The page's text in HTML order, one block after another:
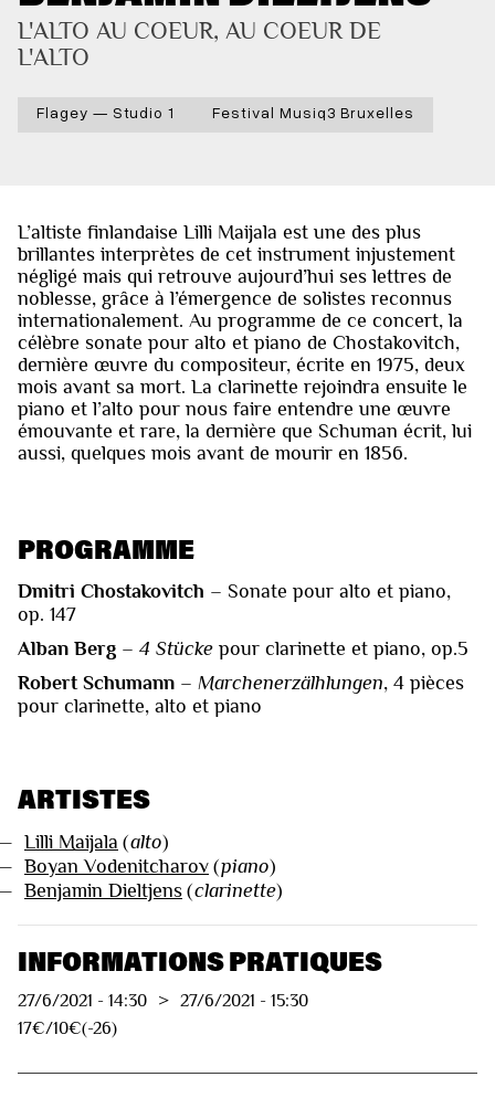
L'ALTO AU COEUR, AU COEUR DE
L'ALTO
Flagey — Studio 1 Festival Musiq3 Bruxelles
L’altiste finlandaise Lilli Maijala est une des plus
brillantes interprètes de cet instrument injustement
négligé mais qui retrouve aujourd’hui ses lettres de
noblesse, grâce à l’émergence de solistes reconnus
internationalement. Au programme de ce concert, la
célèbre sonate pour alto et piano de Chostakovitch,
dernière œuvre du compositeur, écrite en 1975, deux
mois avant sa mort. La clarinette rejoindra ensuite le
piano et l’alto pour nous faire entendre une œuvre
émouvante et rare, la dernière que Schuman écrit, lui
aussi, quelques mois avant de mourir en 1856.
PROGRAMME
Dmitri Chostakovitch – Sonate pour alto et piano,
op. 147
Alban Berg – 4 Stücke pour clarinette et piano, op.5
Robert Schumann – Marchenerzälhlungen, 4 pièces
pour clarinette, alto et piano
ARTISTES
Lilli Maijala (alto)
Boyan Vodenitcharov (piano)
Benjamin Dieltjens (clarinette)
INFORMATIONS PRATIQUES
27/6/2021 - 14:30 > 27/6/2021 - 15:30
17€/10€(-26)